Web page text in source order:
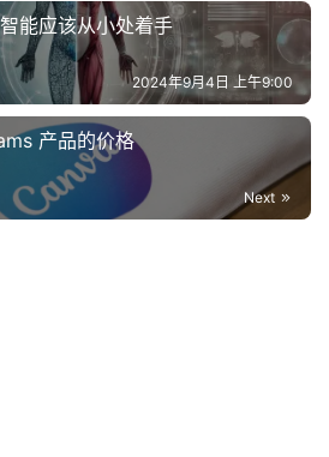
能应该从小处着手
2024年9月4日 上午9:00
产品的价格
Next